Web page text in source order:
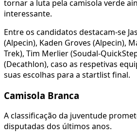
tornar a luta pela camisola verde
interessante.
Entre os candidatos destacam-se
(Alpecin), Kaden Groves (Alpecin),
Trek), Tim Merlier (Soudal-
(Decathlon), caso as respetivas
suas escolhas para a startlist final.
Camisola Branca
A classificação da juventude
disputadas dos últimos anos.